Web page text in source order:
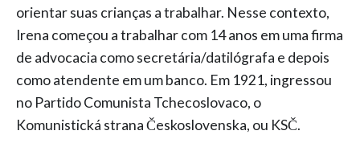
orientar suas crianças a trabalhar. Nesse contexto,
Irena começou a trabalhar com 14 anos em uma firma
de advocacia como secretária/datilógrafa e depois
como atendente em um banco. Em 1921, ingressou
no Partido Comunista Tchecoslovaco, o
Komunistická strana Československa, ou KSČ.